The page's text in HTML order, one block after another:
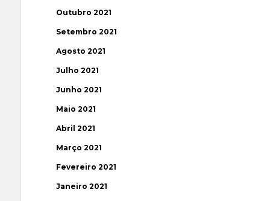
Outubro 2021
Setembro 2021
Agosto 2021
Julho 2021
Junho 2021
Maio 2021
Abril 2021
Março 2021
Fevereiro 2021
Janeiro 2021